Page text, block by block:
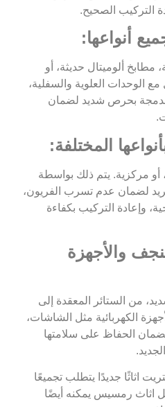
التركيب الصحيح.
أنواعها:
ألوميتال حديثة، أو
الوحدات العلوية والسفلية،
بحرص شديد لضمان
المختلفة:
مركزية. يتم ذلك بواسطة
لضمان عدم تسرب الفريون،
وإعادة التركيب بكفاءة
والأجهزة
من الستائر المعقدة إلى
الكهربائية مثل الشاشات،
الحفاظ على سلامتها
اثاثًا جديدًا يتطلب تجميعًا
اثاث رمسيس يمكنه أيضًا